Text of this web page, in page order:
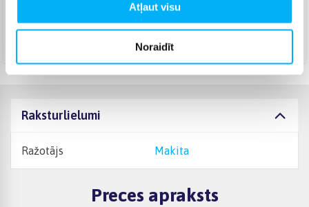
Atļaut visu
Noraidīt
Augusts 13d. - Augusts 18d.
DPD kurjers (5,99 €)
Augusts 13d. - Augusts 18d.
Raksturlielumi
Ražotājs Makita
Preces apraksts